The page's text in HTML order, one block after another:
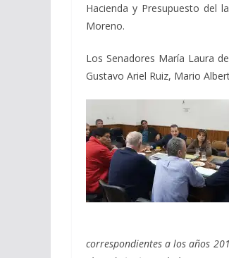
Hacienda y Presupuesto del
Moreno.
Los Senadores María Laura
Gustavo Ariel Ruiz, Mario
correspondientes a los años